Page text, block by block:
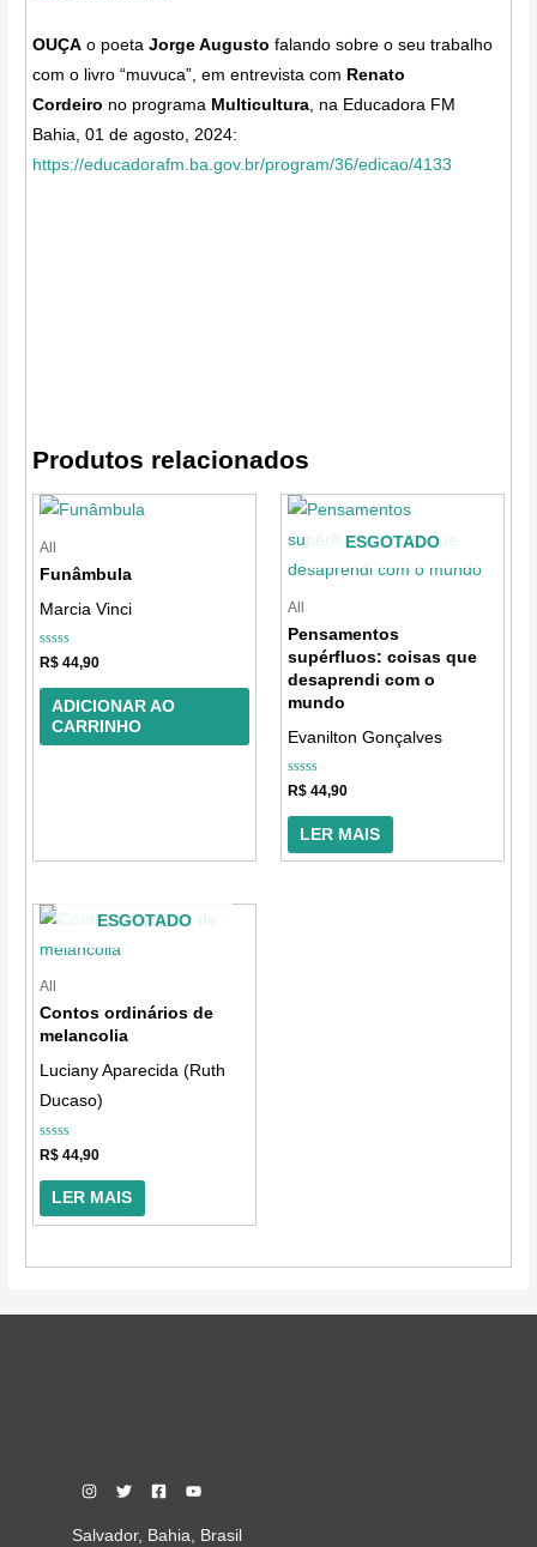
OUÇA o poetaJorge Augusto falando sobre o seu trabalho
com o livro “muvuca”, em entrevista com Renato
Cordeiro no programa Multicultura, na Educadora FM
Bahia, 01 de agosto, 2024:
https://educadorafm.ba.gov.br/program/36/edicao/4133
Produtos relacionados
All
Funâmbula
Marcia Vinci
Avaliação
0
de
R$ 44,90
ADICIONAR AO
CARRINHO
ESGOTADO
All
Pensamentos
supérfluos: coisas que
desaprendi com o
mundo
Evanilton Gonçalves
Avaliação
0
de
R$ 44,90
LER MAIS
ESGOTADO
All
Contos ordinários de
melancolia
Luciany Aparecida (Ruth
Ducaso)
Avaliação
0
de
R$ 44,90
LER MAIS
Salvador, Bahia, Brasil